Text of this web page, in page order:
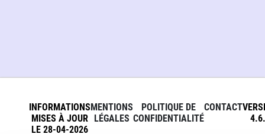
INFORMATIONS
MISES À JOUR
LE 28-04-2026
MENTIONS
LÉGALES
POLITIQUE DE
CONFIDENTIALITÉ
CONTACT